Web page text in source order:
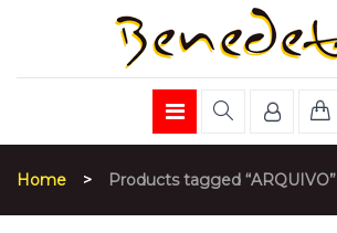
Home > Products tagged “ARQUIVO”